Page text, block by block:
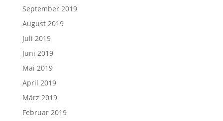
September 2019
August 2019
Juli 2019
Juni 2019
Mai 2019
April 2019
März 2019
Februar 2019